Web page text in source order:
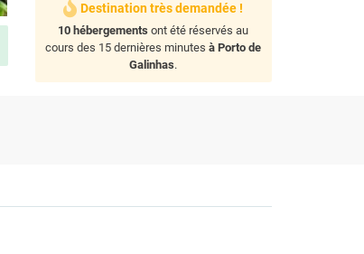
Destination très demandée !
10 hébergements ont été réservés au
cours des 15 dernières minutesà Porto de
Galinhas.